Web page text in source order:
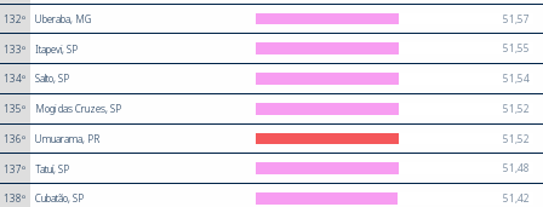
132º Uberaba, MG 51,57
133º Itapevi, SP 51,55
134º Salto, SP 51,54
135º Mogi das Cruzes, SP 51,52
136º Umuarama, PR 51,52
137º Tatuí, SP 51,48
138º Cubatão, SP 51,42